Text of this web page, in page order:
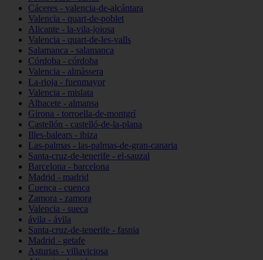
Cáceres - valencia-de-alcántara
Valencia - quart-de-poblet
Alicante - la-vila-joiosa
Valencia - quart-de-les-valls
Salamanca - salamanca
Córdoba - córdoba
Valencia - almàssera
La-rioja - fuenmayor
Valencia - mislata
Albacete - almansa
Girona - torroella-de-montgrí
Castellón - castelló-de-la-plana
Illes-balears - ibiza
Las-palmas - las-palmas-de-gran-canaria
Santa-cruz-de-tenerife - el-sauzal
Barcelona - barcelona
Madrid - madrid
Cuenca - cuenca
Zamora - zamora
Valencia - sueca
ávila - ávila
Santa-cruz-de-tenerife - fasnia
Madrid - getafe
Asturias - villaviciosa